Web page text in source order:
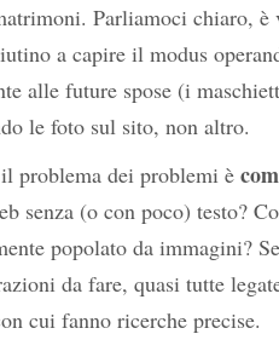
Parliamoci chiaro, è
a capire il modus
alle future spose (i
le foto sul sito, non altro.
problema dei problemi è
senza (o con poco) testo?
popolato da immagini?
da fare, quasi tutte
cui fanno ricerche precise.